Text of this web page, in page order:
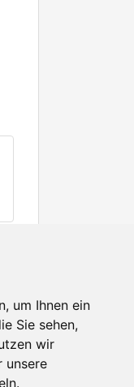
um Ihnen ein
Sie sehen,
wir
unsere